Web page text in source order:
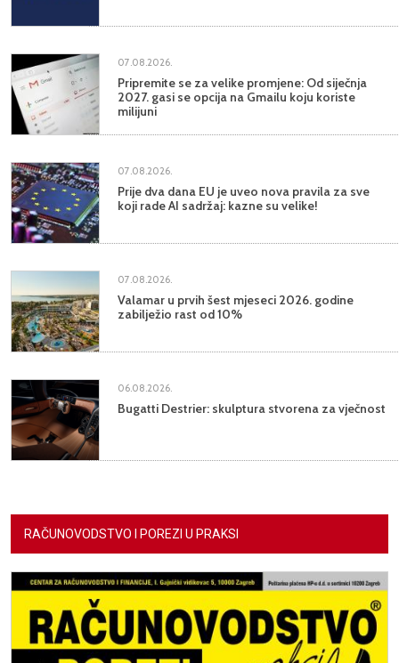
07.08.2026.
Pripremite se za velike promjene: Od siječnja
2027. gasi se opcija na Gmailu koju koriste
milijuni
07.08.2026.
Prije dva dana EU je uveo nova pravila za sve
koji rade AI sadržaj: kazne su velike!
07.08.2026.
Valamar u prvih šest mjeseci 2026. godine
zabilježio rast od 10%
06.08.2026.
Bugatti Destrier: skulptura stvorena za vječnost
RAČUNOVODSTVO I POREZI U PRAKSI